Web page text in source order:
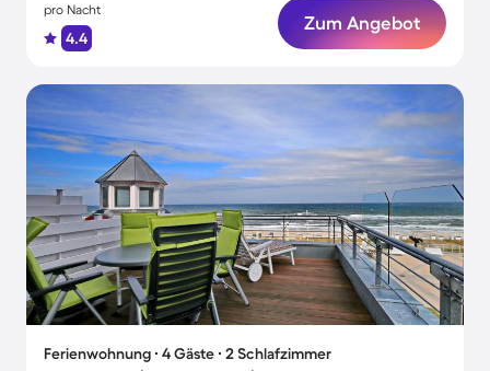
pro Nacht
4.4
Zum Angebot
Ferienwohnung ∙ 4 Gäste ∙ 2 Schlafzimmer